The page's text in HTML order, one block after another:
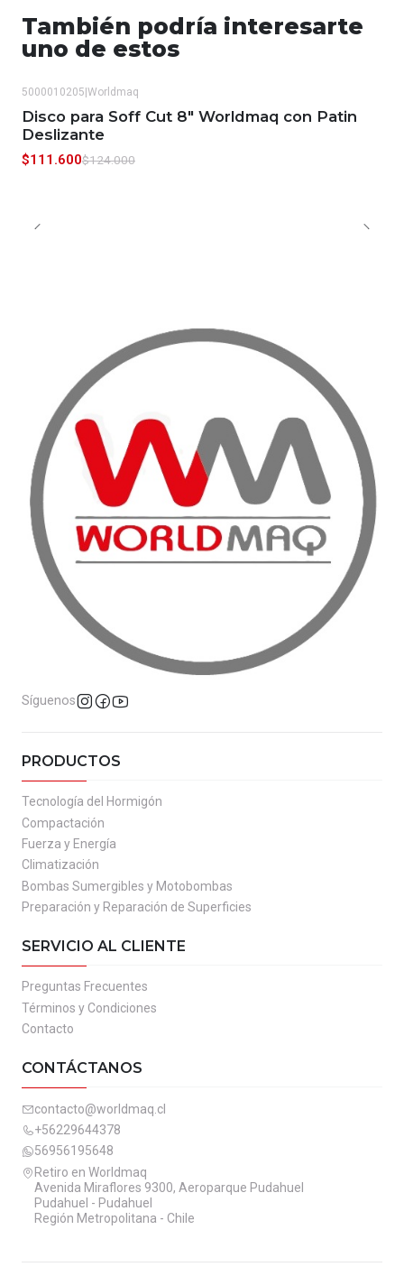
También podría interesarte
uno de estos
5000010205 Worldmaq
Disco para Soff Cut 8" Worldmaq con Patin
Deslizante
$111.600$124.000
Síguenos
PRODUCTOS
Tecnología del Hormigón
Compactación
Fuerza y Energía
Climatización
Bombas Sumergibles y Motobombas
Preparación y Reparación de Superficies
SERVICIO AL CLIENTE
Preguntas Frecuentes
Términos y Condiciones
Contacto
CONTÁCTANOS
contacto@worldmaq.cl
+56229644378
56956195648
Retiro en Worldmaq
Avenida Miraflores 9300, Aeroparque Pudahuel
Pudahuel - Pudahuel
Región Metropolitana - Chile